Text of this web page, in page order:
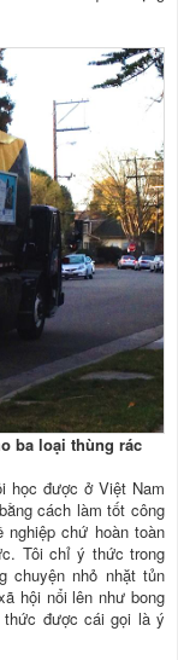
ba loại thùng rác
học được ở Việt Nam
cách làm tốt công
chứ hoàn toàn
Tôi chỉ ý thức trong
chuyện nhỏ nhặt tủn
hội nổi lên như bong
thức được cái gọi là ý